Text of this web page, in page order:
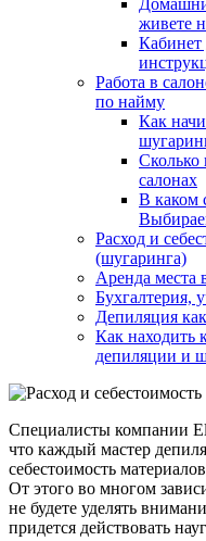
живете
Кабинет
Работа в
по найму
Как
Сколько
салонах
В каком
Расход и
(шугаринга)
Аренда места
Бухгалтерия,
Депиляция
Как находить
депиляции и
Специалисты компании
что каждый мастер
себестоимость
От этого во многом
не будете уделять
придется действовать